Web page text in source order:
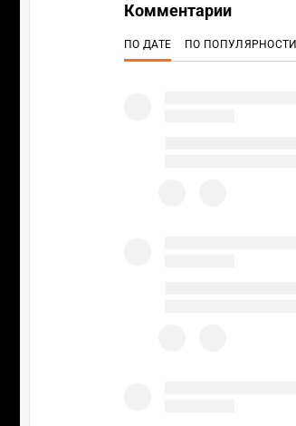
Комментарии
ПО ДАТЕ ПО ПОПУЛЯРНОСТИ